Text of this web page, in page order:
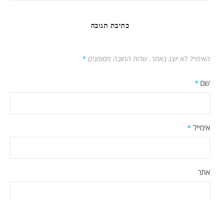
כתיבת תגובה
האימייל לא יוצג באתר. שדות החובה מסומנים *
שם *
אימייל *
אתר